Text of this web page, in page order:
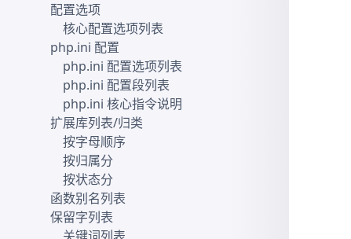
配置选项
核心配置选项列表
php.ini 配置
php.ini 配置选项列表
php.ini 配置段列表
php.ini 核心指令说明
扩展库列表/归类
按字母顺序
按归属分
按状态分
函数别名列表
保留字列表